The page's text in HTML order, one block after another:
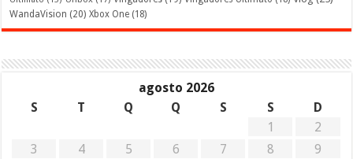
WandaVision (20) Xbox One (18)
agosto 2026
S
T Q Q S S
D
1
2
3
4 5 6 7 8
9